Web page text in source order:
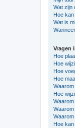
Wat zijn
Hoe
Wat is
Vragen
Hoe
Hoe
Hoe
Hoe
Hoe
Hoe